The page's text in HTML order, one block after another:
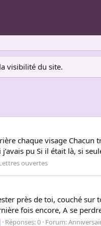
visibilité du site.
chaque visage
pu Si il était là, si
ouvertes
près de toi, couché sur
fois encore, A se
Réponses: 0 Forum: